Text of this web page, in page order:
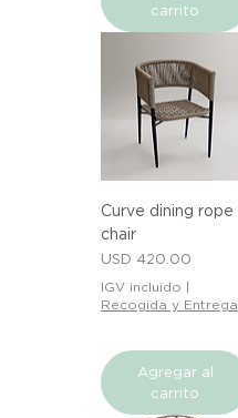
carrito
Curve dining rope
chair
Precio
USD 420.00
IGV incluido
Recogida y Entrega
Agregar al
carrito